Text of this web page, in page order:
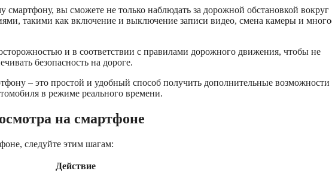
вы сможете не только наблюдать за дорожной обстановкой вокруг
такими как включение и выключение записи видео, смена камеры и
и в соответствии с правилами дорожного движения, чтобы не
безопасность на дороге.
– это простой и удобный способ получить дополнительные возможности
в режиме реального времени.
на смартфоне
следуйте этим шагам:
Действие